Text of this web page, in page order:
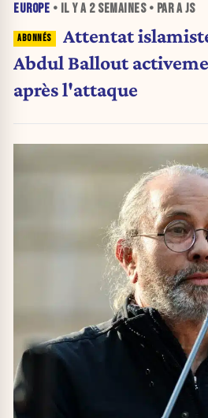
EUROPE • IL Y A 2 SEMAINES• PAR A JS
Attentat
Abdul Ballout
après l'attaque